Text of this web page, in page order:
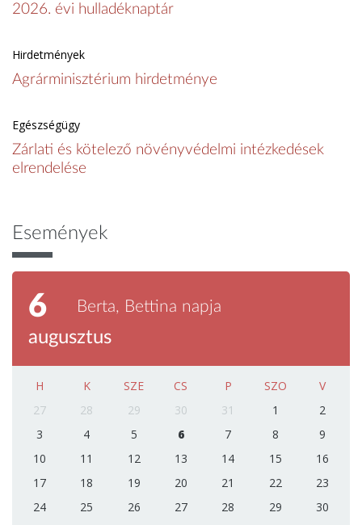
2026. évi hulladéknaptár
Hirdetmények
Agrárminisztérium hirdetménye
Egészségügy
Zárlati és kötelező növényvédelmi intézkedések
elrendelése
Események
6 Berta, Bettina napja
augusztus
H K SZE CS P SZO
V
27
28 29 30 31 1
2
3
4 5 6 7 8
9
10
11 12 13 14 15
16
17
18 19 20 21 22
23
24
25 26 27 28 29
30